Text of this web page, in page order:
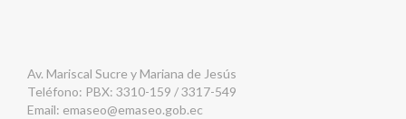
Av. Mariscal Sucre y Mariana de Jesús
Teléfono: PBX: 3310-159 / 3317-549
Email: emaseo@emaseo.gob.ec